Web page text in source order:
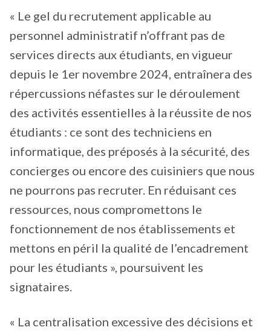
« Le gel du recrutement applicable au
personnel administratif n’offrant pas de
services directs aux étudiants, en vigueur
depuis le 1er novembre 2024, entraînera des
répercussions néfastes sur le déroulement
des activités essentielles à la réussite de nos
étudiants : ce sont des techniciens en
informatique, des préposés à la sécurité, des
concierges ou encore des cuisiniers que nous
ne pourrons pas recruter. En réduisant ces
ressources, nous compromettons le
fonctionnement de nos établissements et
mettons en péril la qualité de l’encadrement
pour les étudiants », poursuivent les
signataires.
« La centralisation excessive des décisions et